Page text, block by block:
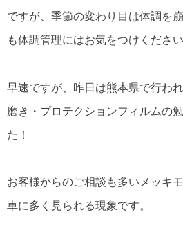
ですが、季節の変わり目は体調を
も体調管理にはお気をつけください
早速ですが、昨日は熊本県で行わ
磨き・プロテクションフィルムの
た！
お客様からのご相談も多いメッキ
車に多く見られる現象です。